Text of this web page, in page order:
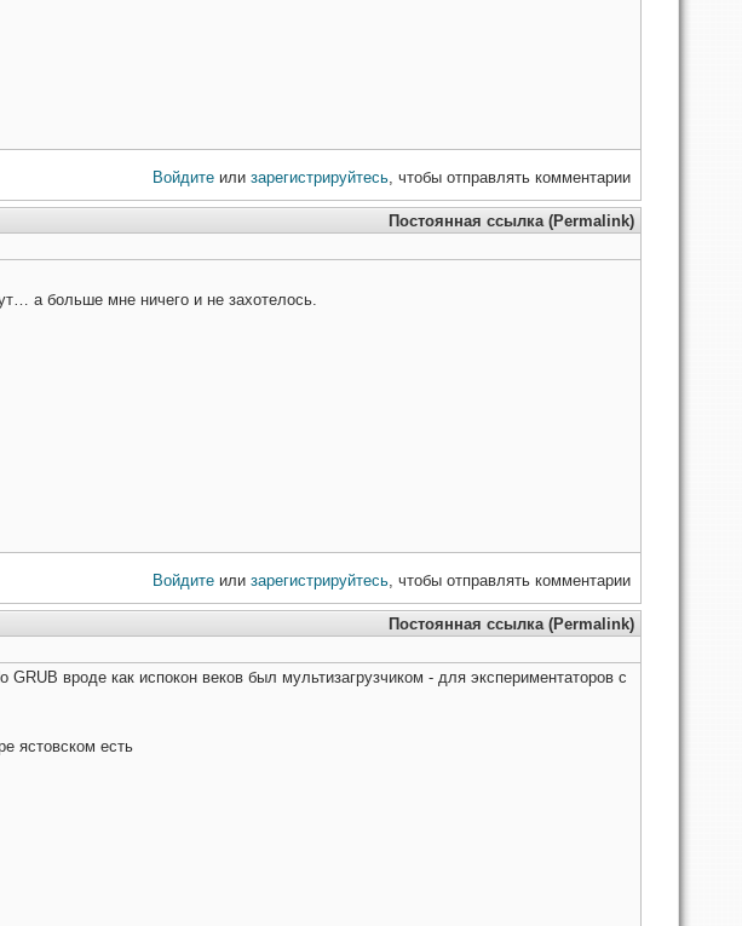
Войдите или зарегистрируйтесь , чтобы отправлять комментарии
Постоянная ссылка (Permalink)
а больше мне ничего и не захотелось.
Войдите или зарегистрируйтесь , чтобы отправлять комментарии
Постоянная ссылка (Permalink)
GRUB вроде как испокон веков был мультизагрузчиком - для экспериментаторов с
ястовском есть